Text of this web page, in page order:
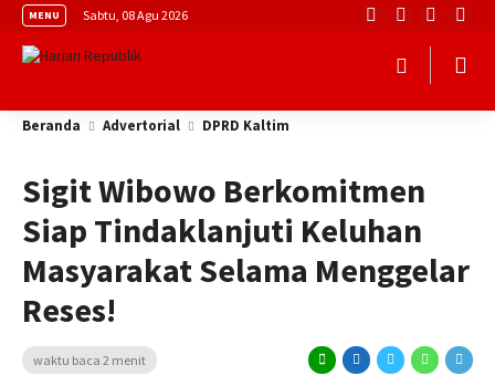
MENU Sabtu, 08 Agu 2026
Beranda Advertorial DPRD Kaltim
Sigit Wibowo Berkomitmen
Siap Tindaklanjuti Keluhan
Masyarakat Selama Menggelar
Reses!
waktu baca 2 menit